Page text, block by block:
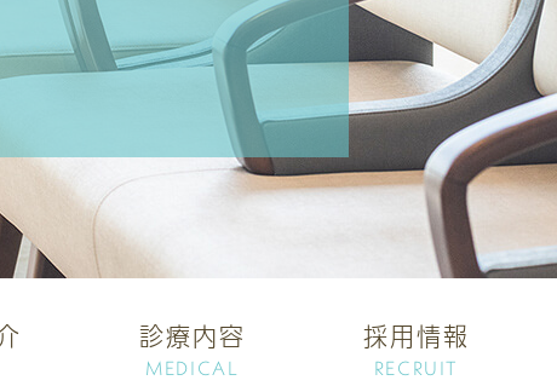
診療内容
MEDICAL
採用情報
RECRUIT